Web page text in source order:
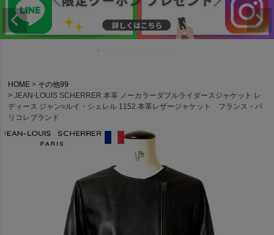
HOME
その他99
JEAN-LOUIS SCHERRER 本革 ノーカラーダブルライダースジャケット レ
ディース ジャン=ルイ・シェレル 1152 本革レザージャケット フランス・パ
リコレブランド